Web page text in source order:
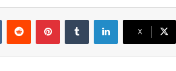
X
لينكدإن بينتيريست